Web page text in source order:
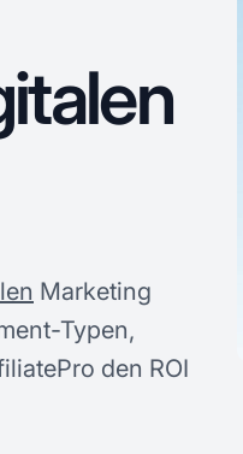
Marketing
Typen,
den ROI